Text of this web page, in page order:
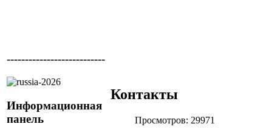
---------------------------
Информационная
панель
Контакты
Просмотров: 29971